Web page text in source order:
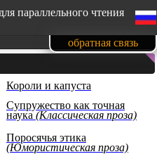
параллельного чтения
под мобильные
книги
в нашей базе на данный
произведений
с образовательной
обратная связь
Короли и капуста
Супружество как точная
наука(Классическая проза)
Поросячья этика
(Юмористическая проза)